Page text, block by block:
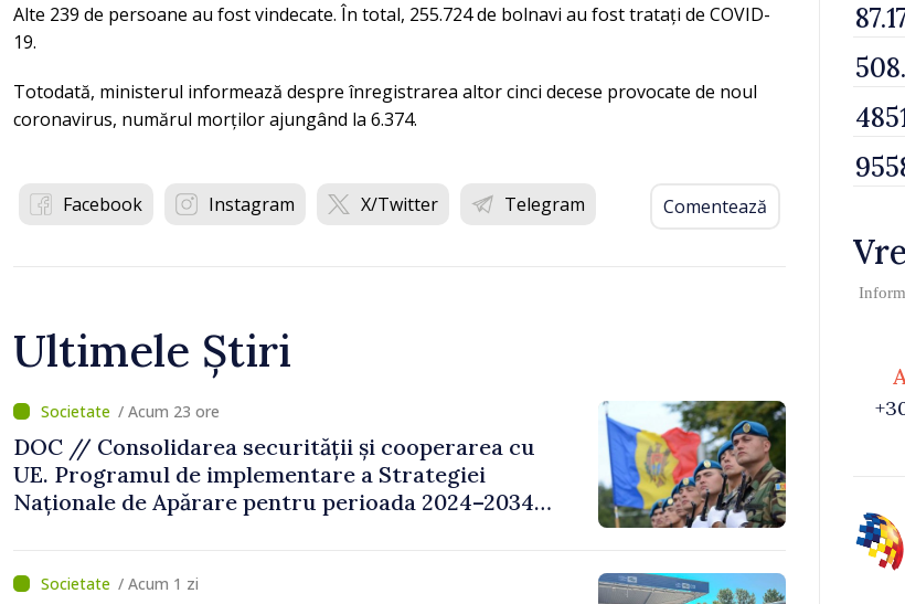
Alte 239 de persoane au fost vindecate. În total, 255.724 de bolnavi au fost tratați de COVID-
19.
Totodată, ministerul informează despre înregistrarea altor cinci decese provocate de noul
coronavirus, numărul morților ajungând la 6.374.
Facebook Instagram X/Twitter Telegram Comentează
Ultimele Știri
/ Acum 23 ore
DOC // Consolidarea securității și cooperarea cu
UE. Programul de implementare a Strategiei
Naționale de Apărare pentru perioada 2024–2034,
/ Acum 1 zi